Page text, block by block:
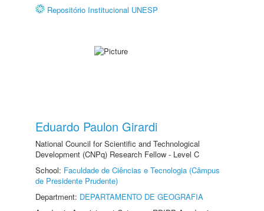
Repositório Institucional UNESP
Eduardo Paulon Girardi
National Council for Scientific and Technological
Development (CNPq) Research Fellow - Level C
School: Faculdade de Ciências e Tecnologia (Câmpus
de Presidente Prudente)
Department: DEPARTAMENTO DE GEOGRAFIA